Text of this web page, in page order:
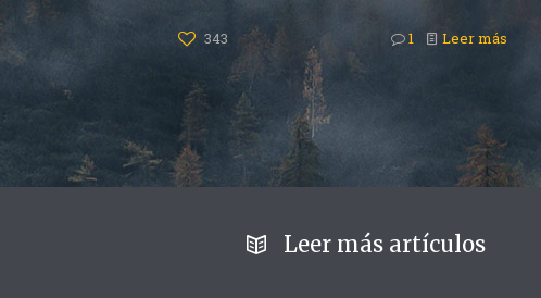
343 1 Leer más
Leer más artículos